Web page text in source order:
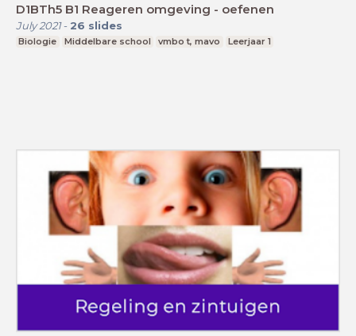
D1BTh5 B1 Reageren omgeving - oefenen
July 2021- 26 slides
Biologie Middelbare school vmbo t, mavo Leerjaar 1